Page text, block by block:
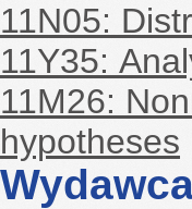
11N05:
11Y35:
11M26:
hypotheses